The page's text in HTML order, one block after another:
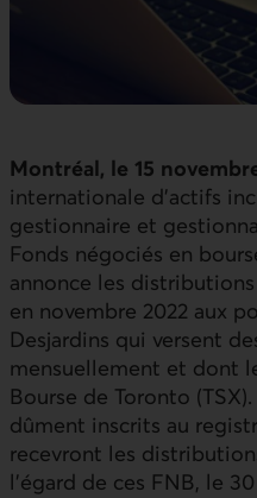
Montréal, le 15
internationale d’actifs
gestionnaire et
Fonds négociés en
annonce les
en novembre 2022 aux
Desjardins qui versent
mensuellement et dont
Bourse de Toronto
dûment inscrits au
recevront les
l’égard de ces FNB, le